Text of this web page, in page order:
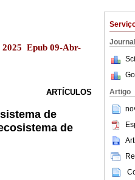
Journal
Artigo
2025 Epub 09-Abr-
ARTÍCULOS
de
de